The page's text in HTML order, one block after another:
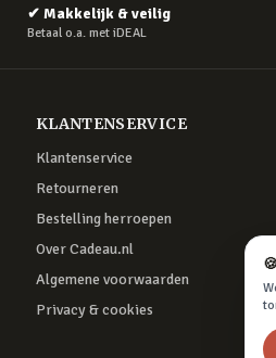
✔ Makkelijk & veilig
Betaal o.a. met iDEAL
KLANTENSERVICE
Klantenservice
Retourneren
Bestelling herroepen
Over Cadeau.nl
Algemene voorwaarden
Privacy & cookies